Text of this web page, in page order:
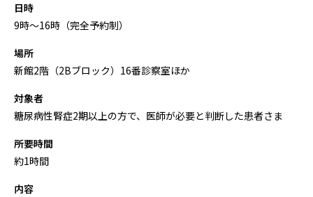
日時
9時～16時（完全予約制）
場所
新館2階（2Bブロック）16番診察室ほか
対象者
糖尿病性腎症2期以上の方で、医師が必要と判断した患者さま
所要時間
約1時間
内容